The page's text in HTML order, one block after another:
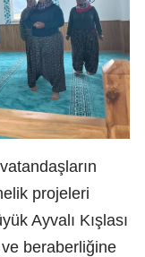
projeleri
Ayvalı Kışlası
beraberliğine